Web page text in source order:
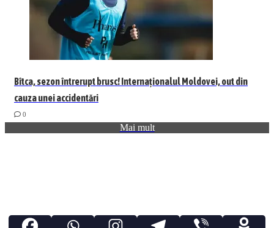
Bîtca, sezon întrerupt brusc! Internaționalul Moldovei, out din
cauza unei accidentări
0
Mai mult